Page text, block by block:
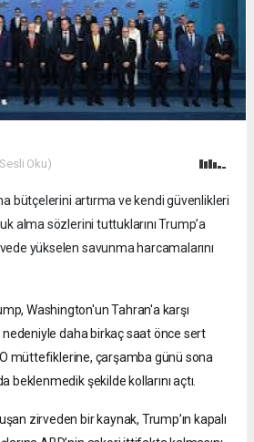
Oku)
bütçelerini artırma ve kendi güvenlikleri
alma sözlerini tuttuklarını Trump’a
yükselen savunma harcamalarını
Washington'un Tahran'a karşı
nedeniyle daha birkaç saat önce sert
müttefiklerine, çarşamba günü sona
beklenmedik şekilde kollarını açtı.
zirveden bir kaynak, Trump’ın kapalı